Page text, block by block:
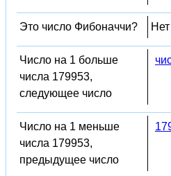
Это число Фибоначчи? Нет
Число на 1 больше
числа 179953,
следующее число
Число на 1 меньше
числа 179953,
предыдущее число